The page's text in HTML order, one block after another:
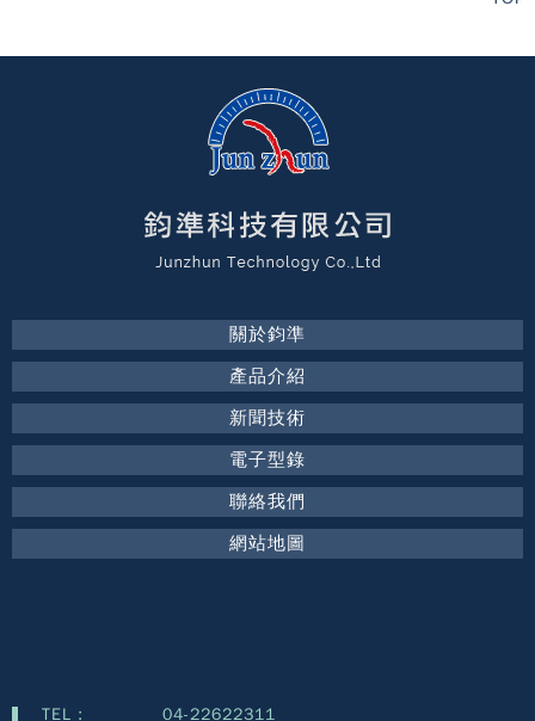
關於鈞準
產品介紹
新聞技術
電子型錄
聯絡我們
網站地圖
TEL : 04-22622311